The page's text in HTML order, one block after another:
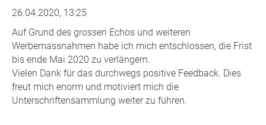
26.04.2020, 13:25
Auf Grund des grossen Echos und weiteren
Werbemassnahmen habe ich mich entschlossen, die Frist
bis ende Mai 2020 zu verlängern.
Vielen Dank für das durchwegs positive Feedback. Dies
freut mich enorm und motiviert mich die
Unterschriftensammlung weiter zu führen.